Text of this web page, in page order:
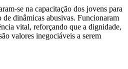
se na capacitação dos jovens para
de dinâmicas abusivas. Funcionaram
vital, reforçando que a dignidade,
valores inegociáveis a serem